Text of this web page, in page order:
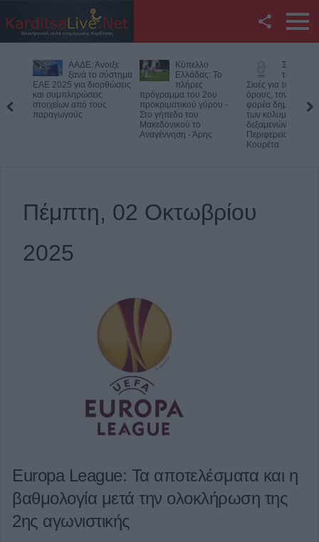
Twitter
YouTube
Αναζήτηση
KarditsaLive.Net
Κύπελλο
Ελλάδας: Το
πλήρες
πρόγραμμα του 2ου
προκριματικού γύρου -
Στο γήπεδο του
Συμμαχία Υπέρ
των Πολιτών:
Σκιές για το κόστος, τους
όρους, τον τρόπο και τον
φορέα δημοπράτησης
των κολυμβητικών
δεξαμενών της
Περιφερειακής Αρχής
Υπό
φωτιά σε
δύσβατο σημείο
Όλυμπο –
δυνάμεις στο
Πέμπτη, 02 Οκτωβρίου
2025
Europa League: Τα αποτελέσματα και η
βαθμολογία μετά την ολοκλήρωση της
2ης αγωνιστικής